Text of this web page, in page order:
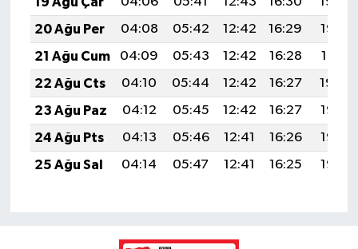
20 Ağu Per
04:08 05:42 12:42 16:29
19:33
21 Ağu Cum
04:09 05:43 12:42 16:28
19:31
22 Ağu Cts
04:10 05:44 12:42 16:27
19:30
23 Ağu Paz
04:12 05:45 12:42 16:27
19:28
24 Ağu Pts
04:13 05:46 12:41 16:26
19:27
25 Ağu Sal
04:14 05:47 12:41 16:25 19:25